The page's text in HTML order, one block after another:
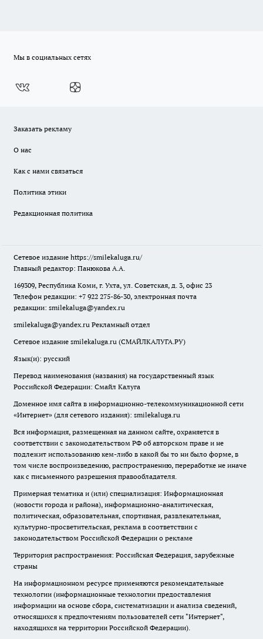
Мы в социальных сетях
Заказать рекламу
О нас
Как с нами связаться
Политика этики
Редакционная политика
Сетевое издание https://smilekaluga.ru/
Главный редактор: Панюкова А.А.
169309, Республика Коми, г. Ухта, ул. Советская, д. 3, офис 23
Телефон редакции: +7 922 275-86-30, электронная почта
редакции: smilekaluga@yandex.ru
smilekaluga@yandex.ru Рекламный отдел
Сетевое издание smilekaluga.ru (СМАЙЛКАЛУГА.РУ)
Язык(и): русский
Перевод наименования (названия) на государственный язык
Российской Федерации: Смайл Калуга
Доменное имя сайта в информационно-телекоммуникационной сети
«Интернет» (для сетевого издания): smilekaluga.ru
Вся информация, размещенная на данном сайте, охраняется в
соответствии с законодательством РФ об авторском праве и не
подлежит использованию кем-либо в какой бы то ни было форме, в
том числе воспроизведению, распространению, переработке не иначе
как с письменного разрешения правообладателя.
Примерная тематика и (или) специализация: Информационная
(новости города и района), информационно-аналитическая,
политическая, образовательная, спортивная, развлекательная,
культурно-просветительская, реклама в соответствии с
законодательством Российской Федерации о рекламе
Территория распространения: Российская Федерация, зарубежные
страны
На информационном ресурсе применяются рекомендательные
технологии (информационные технологии предоставления
информации на основе сбора, систематизации и анализа сведений,
относящихся к предпочтениям пользователей сети "Интернет",
находящихся на территории Российской Федерации).